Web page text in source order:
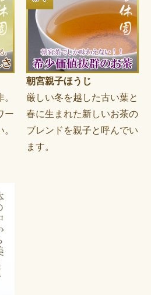
ー
朝宮親子ほうじ
厳しい冬を越した古い葉と
春に生まれた新しいお茶の
ブレンドを親子と呼んでい
ます。